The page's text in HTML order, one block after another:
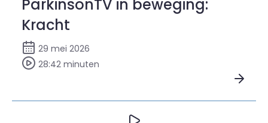
ParkinsonTV in beweging:
Kracht
29 mei 2026
28:42 minuten